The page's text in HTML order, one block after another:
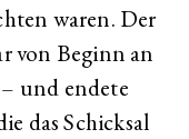
waren. Der
von Beginn an
und endete
das Schicksal